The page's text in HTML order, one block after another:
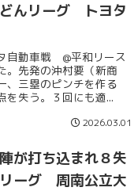
んリーグ トヨタ
自動車戦 @平和リース
。先発の沖村要（新商
、三塁のピンチを作る
を失う。３回にも適...
2026.03.01
が打ち込まれ８失
ーグ 周南公立大